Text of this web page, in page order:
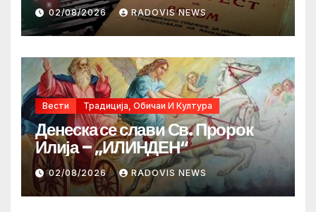
02/08/2026 RADOVIS NEWS
Вести Традиција, Обичаи И Култура
Денеска се слави Св. Пророк
Илија – „ИЛИНДЕН“
02/08/2026 RADOVIS NEWS